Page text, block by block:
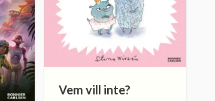
Vem vill inte?